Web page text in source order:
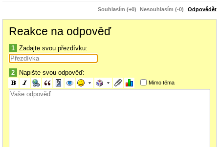
Souhlasím (+0) Nesouhlasím (-0) Odpovědět
Reakce na odpověď
1 Zadajte svou přezdívku:
2 Napište svou odpověď:
Mimo téma